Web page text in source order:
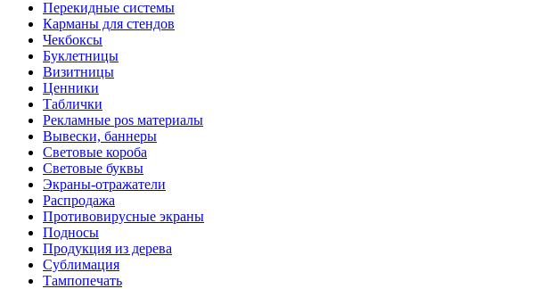
Перекидные системы
Карманы для стендов
Чекбоксы
Буклетницы
Визитницы
Ценники
Таблички
Рекламные pos материалы
Вывески, баннеры
Световые короба
Световые буквы
Экраны-отражатели
Распродажа
Противовирусные экраны
Подносы
Продукция из дерева
Сублимация
Тампопечать